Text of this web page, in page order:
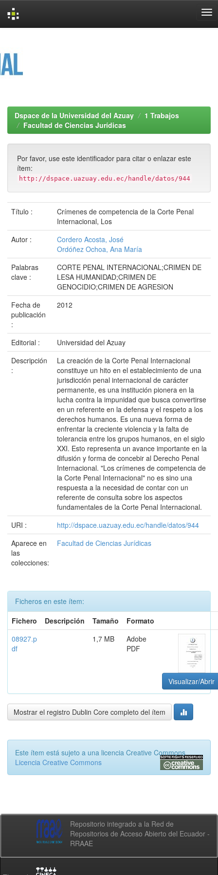
Dspace de la Universidad del Azuay
1 Trabajos
Facultad de Ciencias Jurídicas
Por favor, use este identificador para citar o enlazar este
ítem:
http://dspace.uazuay.edu.ec/handle/datos/944
Título :
Crímenes de competencia de la Corte Penal
Internacional, Los
Autor :
Cordero Acosta, José
Ordóñez Ochoa, Ana María
Palabras
clave :
CORTE PENAL INTERNACIONAL;CRIMEN DE
LESA HUMANIDAD;CRIMEN DE
GENOCIDIO;CRIMEN DE AGRESION
Fecha de
publicación
:
2012
Editorial :
Universidad del Azuay
Descripción
:
La creación de la Corte Penal Internacional
constituye un hito en el establecimiento de una
jurisdicción penal internacional de carácter
permanente, es una institución pionera en la
lucha contra la impunidad que busca convertirse
en un referente en la defensa y el respeto a los
derechos humanos. Es una nueva forma de
enfrentar la creciente violencia y la falta de
tolerancia entre los grupos humanos, en el siglo
XXI. Esto representa un avance importante en la
difusión y forma de concebir al Derecho Penal
Internacional. "Los crímenes de competencia de
la Corte Penal Internacional" no es sino una
respuesta a la necesidad de contar con un
referente de consulta sobre los aspectos
fundamentales de la Corte Penal Internacional.
URI :
http://dspace.uazuay.edu.ec/handle/datos/944
Aparece en
las
colecciones:
Facultad de Ciencias Jurídicas
Ficheros en este ítem:
Fichero
Descripción Tamaño
Formato
08927.p
df
1,7 MB
Adobe
PDF
Visualizar/Abrir
Mostrar el registro Dublin Core completo del ítem
Este ítem está sujeto a una licencia Creative Commons
Licencia Creative Commons
Repositorio integrado a la Red de
Repositorios de Acceso Abierto del Ecuador -
RRAAE